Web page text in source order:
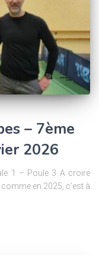
– 7ème
2026
1 – Poule 3 A croire
comme en 2025, c’est à